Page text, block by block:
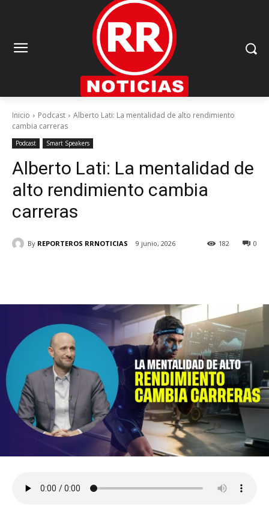
Inicio Podcast
Alberto Lati: La mentalidad de alto rendimiento
cambia carreras
Podcast Smart Speakers
Alberto Lati: La mentalidad de
alto rendimiento cambia
carreras
By REPORTEROS RRNOTICIAS 9 junio, 2026 0
182